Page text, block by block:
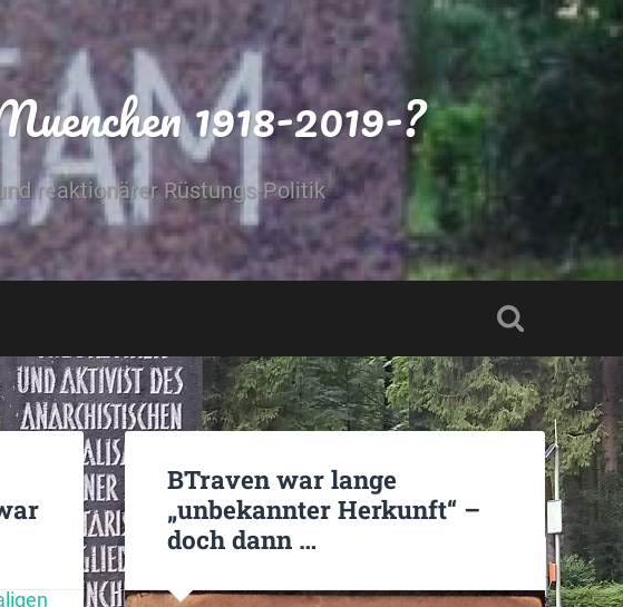
1918-2019-?
reaktionärer Rüstungs-Politik
BTraven war lange
„unbekannter Herkunft“ –
doch dann …